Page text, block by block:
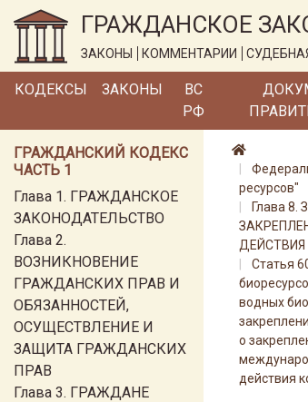
ГРАЖДАНСКОЕ
ЗАКОНЫ КОММЕНТАРИИ
КОДЕКСЫ ЗАКОНЫ
ВС
РФ
ГРАЖДАНСКИЙ КОДЕКС
ЧАСТЬ 1
Глава 1. ГРАЖДАНСКОЕ
ЗАКОНОДАТЕЛЬСТВО
Глава 2.
ВОЗНИКНОВЕНИЕ
ГРАЖДАНСКИХ ПРАВ И
ОБЯЗАННОСТЕЙ,
ОСУЩЕСТВЛЕНИЕ И
ЗАЩИТА ГРАЖДАНСКИХ
ПРАВ
Глава 3. ГРАЖДАНЕ
ресурсов"
Глава
Статья
водных
о
действия